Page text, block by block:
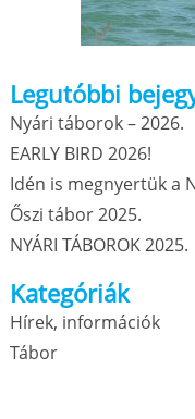
Legutóbbi
Nyári táborok – 2026.
EARLY BIRD 2026!
Idén is megnyertük a
Őszi tábor 2025.
NYÁRI TÁBOROK 2025.
Kategóriák
Hírek, információk
Tábor